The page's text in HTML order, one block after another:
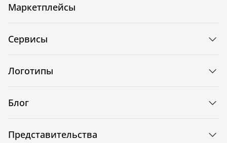
Маркетплейсы
Сервисы
Логотипы
Блог
Представительства